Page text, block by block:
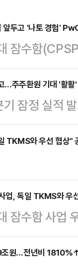
앞두고 '나토 경험'
잠수함
벌 회계·컨
약 절차에 착
잠수함 사
(ACAN)를 공
하면 PwC와
…주주환원 기대 '활활'
잠정 실적
주환원 정책
이 예상되면
는 매출 173
은 기간보
이익이 90조
TKMS와 우선 협상"
업, 독일 TKMS와 우
잠수함 사업
이지에 따르
팩스 캐나다
조원…전년비